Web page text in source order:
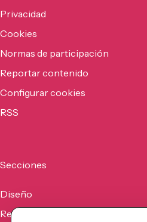
Privacidad
Cookies
Normas de participación
Reportar contenido
Configurar cookies
RSS
Secciones
Diseño
Recursos